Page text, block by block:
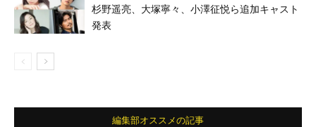
杉野遥亮、大塚寧々、小澤征悦ら追加キャスト
発表
編集部オススメの記事